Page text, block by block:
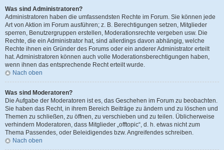
Was sind Administratoren?
Administratoren haben die umfassendsten Rechte im Forum. Sie können jede
Art von Aktion im Forum ausführen; z. B. Berechtigungen setzen, Mitglieder
sperren, Benutzergruppen erstellen, Moderationsrechte vergeben usw. Die
Rechte, die ein Administrator hat, sind allerdings davon abhängig, welche
Rechte ihnen ein Gründer des Forums oder ein anderer Administrator erteilt
hat. Administratoren können auch volle Moderationsberechtigungen haben,
wenn ihnen das entsprechende Recht erteilt wurde.
Nach oben
Was sind Moderatoren?
Die Aufgabe der Moderatoren ist es, das Geschehen im Forum zu beobachten.
Sie haben das Recht, in ihrem Bereich Beiträge zu ändern und zu löschen und
Themen zu schließen, zu öffnen, zu verschieben und zu teilen. Üblicherweise
verhindern Moderatoren, dass Mitglieder „offtopic“, d. h. etwas nicht zum
Thema Passendes, oder Beleidigendes bzw. Angreifendes schreiben.
Nach oben